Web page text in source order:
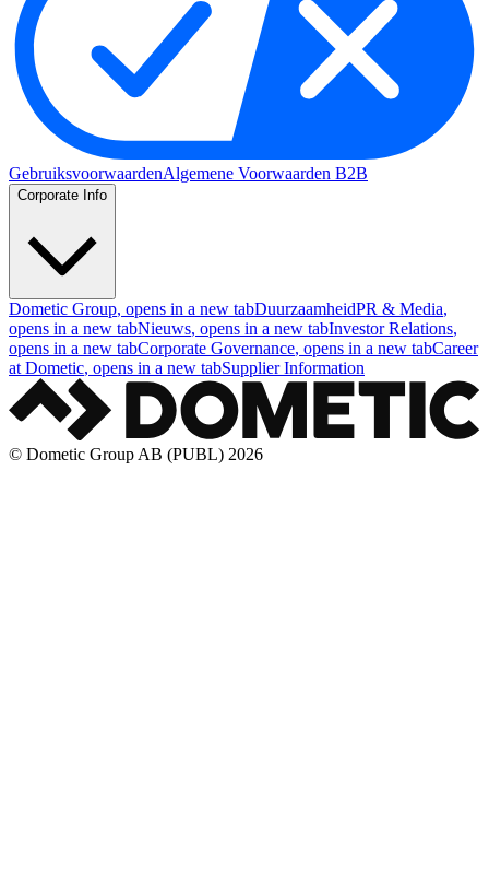
GebruiksvoorwaardenAlgemene Voorwaarden B2B
Corporate Info
Dometic Group, opens in a new tabDuurzaamheidPR & Media,
opens in a new tabNieuws, opens in a new tabInvestor Relations,
opens in a new tabCorporate Governance, opens in a new tabCareer
at Dometic, opens in a new tabSupplier Information
© Dometic Group AB (PUBL) 2026